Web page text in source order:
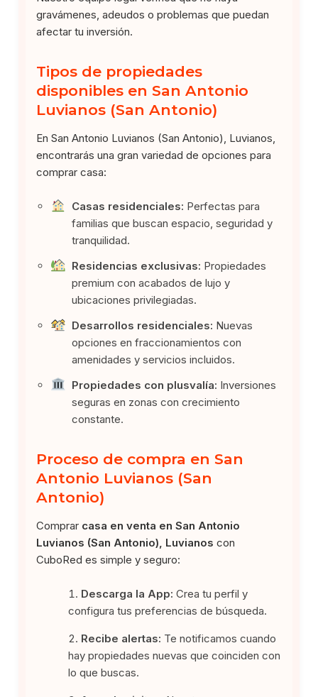
gravámenes, adeudos o problemas que puedan
afectar tu inversión.
Tipos de propiedades
disponibles en San Antonio
Luvianos (San Antonio)
En San Antonio Luvianos (San Antonio), Luvianos,
encontrarás una gran variedad de opciones para
comprar casa:
Casas residenciales: Perfectas para
familias que buscan espacio, seguridad y
tranquilidad.
Residencias exclusivas: Propiedades
premium con acabados de lujo y
ubicaciones privilegiadas.
Desarrollos residenciales: Nuevas
opciones en fraccionamientos con
amenidades y servicios incluidos.
Propiedades con plusvalía: Inversiones
seguras en zonas con crecimiento
constante.
Proceso de compra en San
Antonio Luvianos (San
Antonio)
Comprar casa en venta en San Antonio
Luvianos (San Antonio), Luvianos con
CuboRed es simple y seguro:
Descarga la App: Crea tu perfil y
configura tus preferencias de búsqueda.
Recibe alertas: Te notificamos cuando
hay propiedades nuevas que coinciden con
lo que buscas.